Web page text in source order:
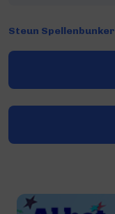
Steun Spellenbunker